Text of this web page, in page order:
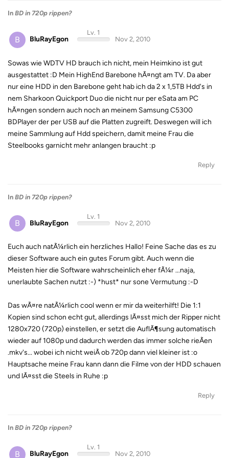
In BD in 720p rippen?
B BluRayEgon
Lv. 1
Nov 2, 2010
Sowas wie WDTV HD brauch ich nicht, mein Heimkino ist gut
ausgestattet :D Mein HighEnd Barebone hÃ¤ngt am TV. Da aber
nur eine HDD in den Barebone geht hab ich da 2 x 1,5TB Hdd's in
nem Sharkoon Quickport Duo die nicht nur per eSata am PC
hÃ¤ngen sondern auch noch an meinem Samsung C5300
BDPlayer der per USB auf die Platten zugreift. Deswegen will ich
meine Sammlung auf Hdd speichern, damit meine Frau die
Steelbooks garnicht mehr anlangen braucht :p
Reply
In BD in 720p rippen?
B BluRayEgon
Lv. 1
Nov 2, 2010
Euch auch natÃ¼rlich ein herzliches Hallo! Feine Sache das es zu
dieser Software auch ein gutes Forum gibt. Auch wenn die
Meisten hier die Software wahrscheinlich eher fÃ¼r ...naja,
unerlaubte Sachen nutzt :-) *hust* nur sone Vermutung :-D
Das wÃ¤re natÃ¼rlich cool wenn er mir da weiterhilft! Die 1:1
Kopien sind schon echt gut, allerdings lÃ¤sst mich der Ripper nicht
1280x720 (720p) einstellen, er setzt die AuflÃ¶sung automatisch
wieder auf 1080p und dadurch werden das immer solche rieÃen
.mkv's... wobei ich nicht weiÃ ob 720p dann viel kleiner ist :o
Hauptsache meine Frau kann dann die Filme von der HDD schauen
und lÃ¤sst die Steels in Ruhe :p
Reply
In BD in 720p rippen?
B BluRayEgon
Lv. 1
Nov 2, 2010